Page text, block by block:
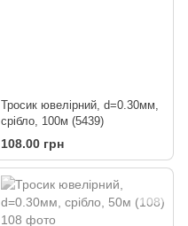
Тросик ювелірний, d=0.30мм,
срібло, 100м (5439)
108.00 грн